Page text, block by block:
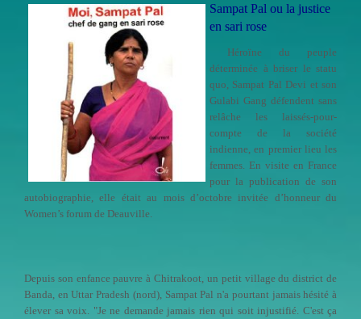
Sampat Pal ou la justice
en sari rose
Héroïne du peuple
déterminée à briser le statu
quo, Sampat Pal Devi et son
Gulabi Gang défendent sans
relâche les laissés-pour-
compte de la société
indienne, en premier lieu les
femmes. En visite en France
pour la publication de son
autobiographie, elle était au mois d’octobre invitée d’honneur du
Women’s forum de Deauville.
Depuis son enfance pauvre à Chitrakoot, un petit village du district de
Banda, en Uttar Pradesh (nord), Sampat Pal n'a pourtant jamais hésité à
élever sa voix. "Je ne demande jamais rien qui soit injustifié. C'est ça